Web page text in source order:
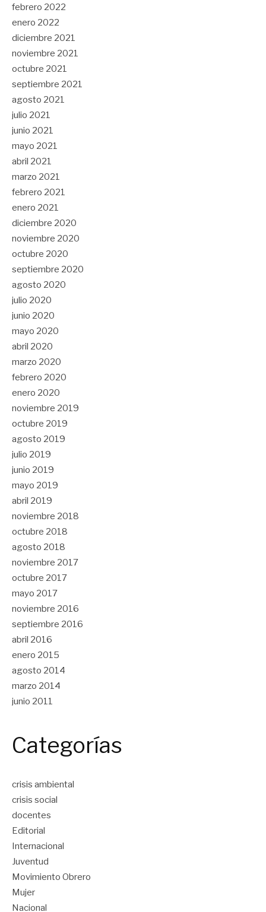
febrero 2022
enero 2022
diciembre 2021
noviembre 2021
octubre 2021
septiembre 2021
agosto 2021
julio 2021
junio 2021
mayo 2021
abril 2021
marzo 2021
febrero 2021
enero 2021
diciembre 2020
noviembre 2020
octubre 2020
septiembre 2020
agosto 2020
julio 2020
junio 2020
mayo 2020
abril 2020
marzo 2020
febrero 2020
enero 2020
noviembre 2019
octubre 2019
agosto 2019
julio 2019
junio 2019
mayo 2019
abril 2019
noviembre 2018
octubre 2018
agosto 2018
noviembre 2017
octubre 2017
mayo 2017
noviembre 2016
septiembre 2016
abril 2016
enero 2015
agosto 2014
marzo 2014
junio 2011
Categorías
crisis ambiental
crisis social
docentes
Editorial
Internacional
Juventud
Movimiento Obrero
Mujer
Nacional